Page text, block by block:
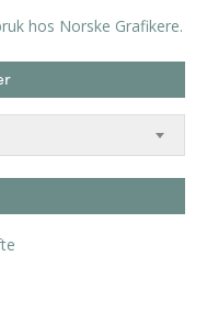
hos Norske Grafikere.